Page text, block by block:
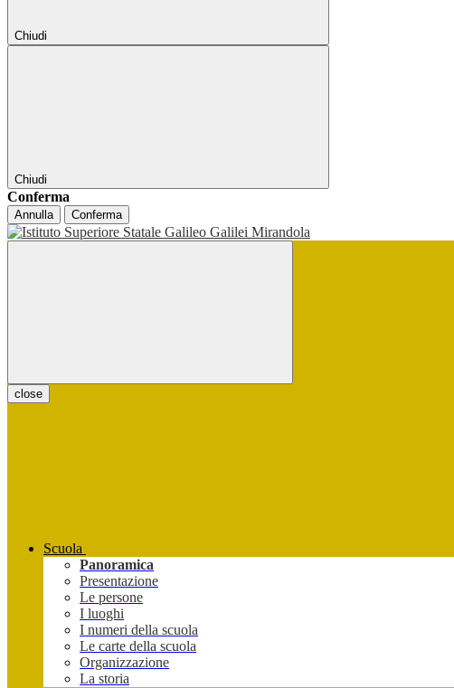
Chiudi
Chiudi
Conferma
Annulla Conferma
close
Scuola
Panoramica
Presentazione
Le persone
I luoghi
I numeri della scuola
Le carte della scuola
Organizzazione
La storia